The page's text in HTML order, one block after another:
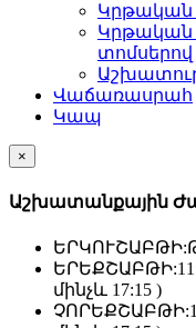
Կրթական
Կրթական
տոմսերով
Վաճառասրահ
Կապ
×
Աշխատանքային
ԵՐԿՈՒՇԱԲԹԻ:
ԵՐԵՔՇԱԲԹԻ:
մինչև 17:15 )
ՉՈՐԵՔՇԱԲԹԻ: